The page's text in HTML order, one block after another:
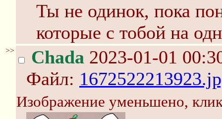
Ты не одинок, пока
которые с тобой на
>> Chada 2023-01-01
Файл:
Изображение уменьшено,